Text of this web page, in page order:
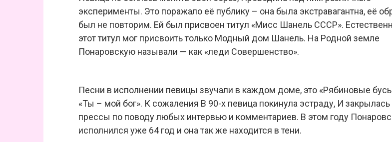
эксперименты. Это поражало её публику – она была экстравагантна, её
был не повторим. Ей был присвоен титул «Мисс Шанель СССР».
этот титул мог присвоить только Модный дом Шанель. На Родной земле
Понаровскую называли — как «леди Совершенство».
Песни в исполнении певицы звучали в каждом доме, это «Рябиновые
«Ты – мой бог». К сожаления В 90-х певица покинула эстраду, И закрылась
прессы по поводу любых интервью и комментариев. В этом году
исполнился уже 64 год и она так же находится в тени.